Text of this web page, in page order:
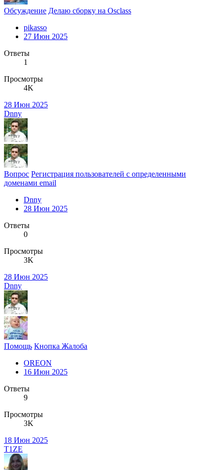
Обсуждение Делаю сборку на Osclass
pikasso
27 Июн 2025
Ответы
1
Просмотры
4K
28 Июн 2025
Dnny
Вопрос Регистрация пользователей с определенными
доменами email
Dnny
28 Июн 2025
Ответы
0
Просмотры
3K
28 Июн 2025
Dnny
Помощь Кнопка Жалоба
OREON
16 Июн 2025
Ответы
9
Просмотры
3K
18 Июн 2025
T1ZE